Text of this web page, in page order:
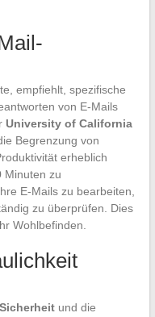
empfiehlt, spezifische
von E-Mails
University of California
Begrenzung von
erheblich
Minuten zu
E-Mails zu bearbeiten,
zu überprüfen. Dies
Wohlbefinden.
Sicherheitund die